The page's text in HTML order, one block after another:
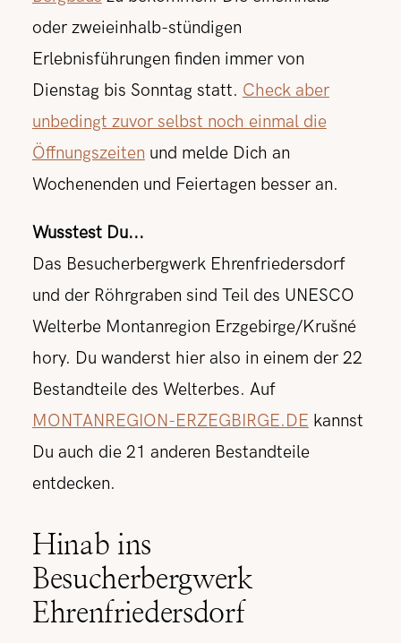
oder zweieinhalb-stündigen
Erlebnisführungen finden immer von
Dienstag bis Sonntag statt. Check aber
unbedingt zuvor selbst noch einmal die
Öffnungszeiten und melde Dich an
Wochenenden und Feiertagen besser an.
Wusstest Du...
Das Besucherbergwerk Ehrenfriedersdorf
und der Röhrgraben sind Teil des UNESCO
Welterbe Montanregion Erzgebirge/Krušné
hory. Du wanderst hier also in einem der 22
Bestandteile des Welterbes. Auf
MONTANREGION-ERZEGBIRGE.DE kannst
Du auch die 21 anderen Bestandteile
entdecken.
Hinab ins
Besucherbergwerk
Ehrenfriedersdorf